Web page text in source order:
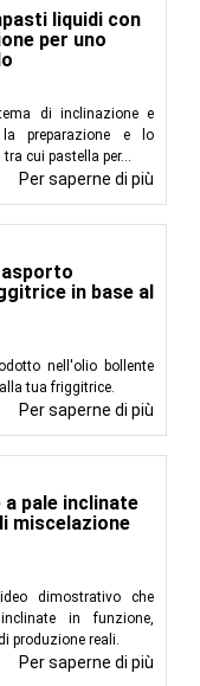
liquidi con
per uno
di inclinazione e
preparazione e lo
cui pastella per...
Per saperne di più
in base al
nell'olio bollente
tua friggitrice.
Per saperne di più
pale inclinate
miscelazione
dimostrativo che
in funzione,
produzione reali.
Per saperne di più